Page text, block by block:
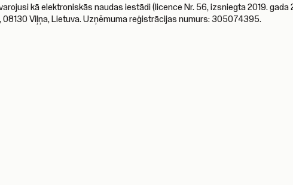
kā elektroniskās naudas iestādi (licence Nr. 56, izsniegta 2019. gada
Viļņa, Lietuva. Uzņēmuma reģistrācijas numurs: 305074395.